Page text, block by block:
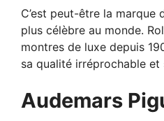
C’est peut-être la marque
plus célèbre au monde.
montres de luxe depuis
sa qualité irréprochable et
Audemars